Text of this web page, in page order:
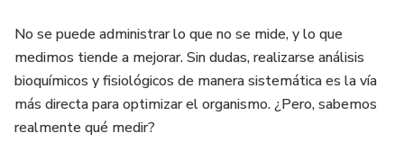
No se puede administrar lo que no se mide, y lo que
medimos tiende a mejorar. Sin dudas, realizarse análisis
bioquímicos y fisiológicos de manera sistemática es la vía
más directa para optimizar el organismo. ¿Pero, sabemos
realmente qué medir?